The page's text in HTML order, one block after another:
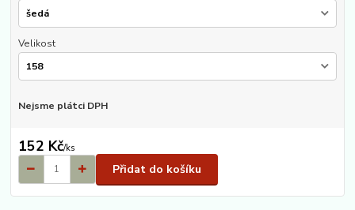
Velikost
Nejsme plátci DPH
152 Kč/ks
Přidat do košíku